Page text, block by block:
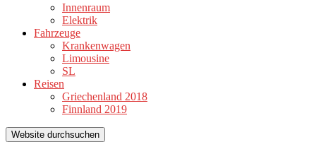
Innenraum
Elektrik
Fahrzeuge
Krankenwagen
Limousine
SL
Reisen
Griechenland 2018
Finnland 2019
Website durchsuchen